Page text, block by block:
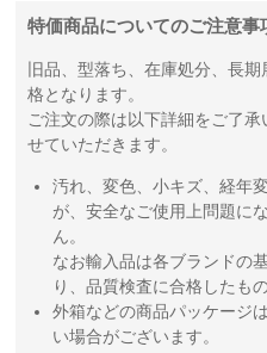
特価商品についてのご注意事
旧品、型落ち、在庫処分、長
格となります。
ご注文の際は以下詳細をご了
せていただきます。
汚れ、変色、小キズ、経年
が、安全なご使用上問題に
ん。
なお輸入品は各ブランドの
り、品質検査に合格したも
外箱などの商品パッケージ
い場合がございます。